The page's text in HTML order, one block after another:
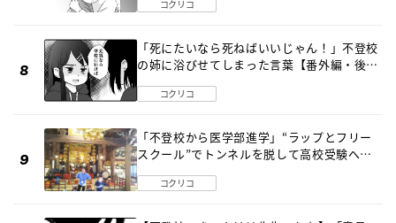
コクリコ
「死にたいなら死ねばいいじゃん！」不登校
の姉に浴びせてしまった言葉【番外編・後
コクリコ
「不登校から医学部進学」“ラップとフリー
スクール”でトンネルを脱して高校受験へ
コクリコ